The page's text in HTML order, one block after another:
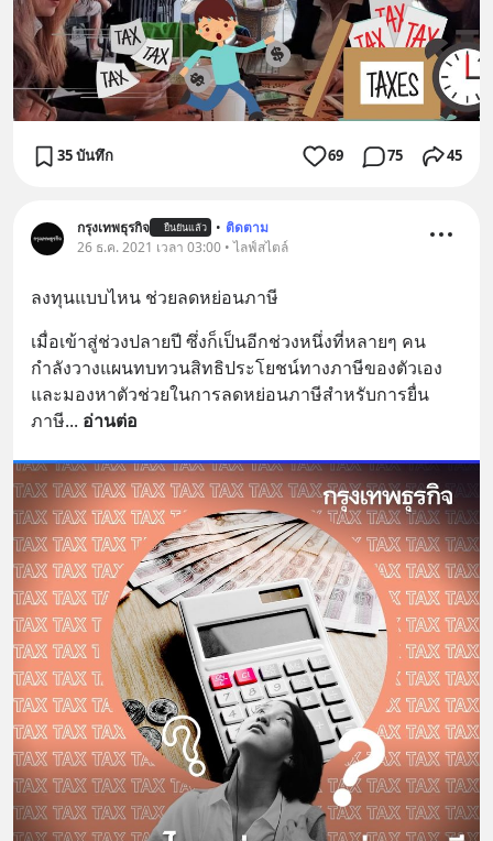
35 บันทึก 69 75 45
กรุงเทพธุรกิจ ยืนยันแล้ว • ติดตาม
26 ธ.ค. 2021 เวลา 03:00 • ไลฟ์สไตล์
ลงทุนแบบไหน ช่วยลดหย่อนภาษี
เมื่อเข้าสู่ช่วงปลายปี ซึ่งก็เป็นอีกช่วงหนึ่งที่หลายๆ คน
กำลังวางแผนทบทวนสิทธิประโยชน์ทางภาษีของตัวเอง
และมองหาตัวช่วยในการลดหย่อนภาษีสำหรับการยื่น
ภาษี... อ่านต่อ